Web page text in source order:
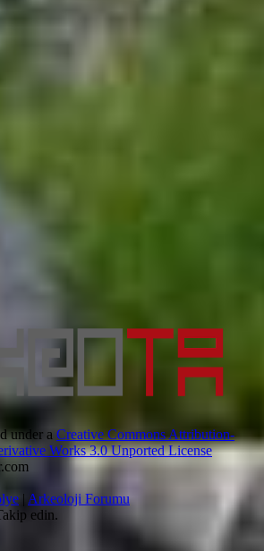
under a Creative Commons Attribution-
Works 3.0 Unported License
| Arkeoloji Forumu
edin.